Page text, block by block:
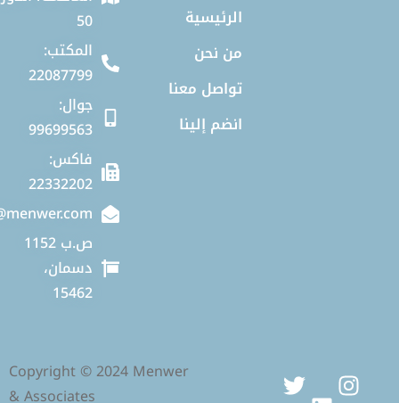
المكتب:
22087799
جوال:
99699563
فاكس:
22332202
info@menwer.com
ص.ب 1152
دسمان،
15462
الرئيسية
من نحن
تواصل معنا
انضم إلينا
Copyright © 2024 Menwer
& Associates